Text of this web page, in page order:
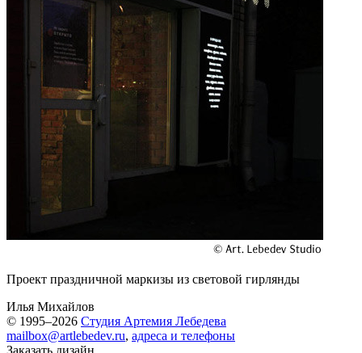
Проект праздничной маркизы из световой гирлянды
Илья Михайлов
© 1995–2026 Студия Артемия Лебедева
mailbox@artlebedev.ru, адреса и телефоны
Заказать дизайн...